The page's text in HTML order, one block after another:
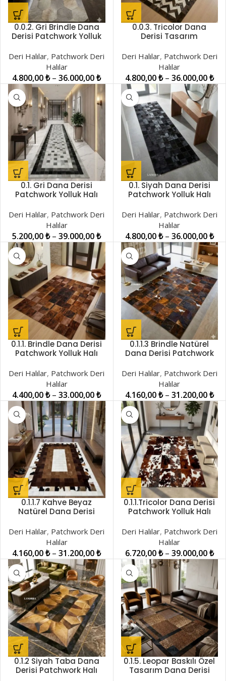
0.0.2. Gri Brindle Dana
Derisi Patchwork Yolluk
Deri Halılar, Patchwork Deri
Halılar
4.800,00₺ –36.000,00₺
0.0.3. Tricolor Dana
Derisi Tasarım
LNRPW001500
Deri Halılar, Patchwork Deri
Halılar
4.800,00₺ – 36.000,00₺
0.1. Gri Dana Derisi
Patchwork Yolluk Halı
Deri Halılar, Patchwork Deri
Halılar
5.200,00₺ –39.000,00₺
0.1. Siyah Dana Derisi
Patchwork Yolluk Halı
Deri Halılar, Patchwork Deri
Halılar
4.800,00₺ – 36.000,00₺
0.1.1. Brindle Dana Derisi
Patchwork Yolluk Halı
Deri Halılar, Patchwork Deri
Halılar
4.400,00₺ –33.000,00₺
0.1.1.3 Brindle Natürel
Dana Derisi Patchwork
Deri Halılar, Patchwork Deri
Halılar
4.160,00₺ – 31.200,00₺
0.1.1.7 Kahve Beyaz
Natürel Dana Derisi
LNRPW001490
Deri Halılar, Patchwork Deri
Halılar
4.160,00₺ –31.200,00₺
0.1.1.Tricolor Dana Derisi
Patchwork Yolluk Halı
Deri Halılar, Patchwork Deri
Halılar
6.720,00₺ – 39.000,00₺
0.1.2 Siyah Taba Dana
Derisi Patchwork Halı
0.1.5. Leopar Baskılı Özel
Tasarım Dana Derisi